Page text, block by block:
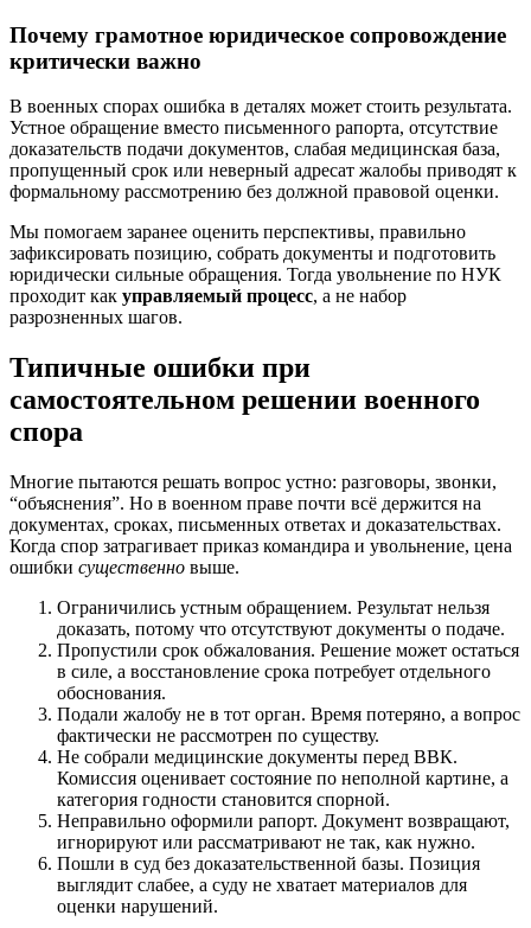
Почему грамотное юридическое сопровождение
критически важно
В военных спорах ошибка в деталях может стоить результата.
Устное обращение вместо письменного рапорта, отсутствие
доказательств подачи документов, слабая медицинская база,
пропущенный срок или неверный адресат жалобы приводят к
формальному рассмотрению без должной правовой оценки.
Мы помогаем заранее оценить перспективы, правильно
зафиксировать позицию, собрать документы и подготовить
юридически сильные обращения. Тогда увольнение по НУК
проходит как управляемый процесс, а не набор
разрозненных шагов.
Типичные ошибки при
самостоятельном решении военного
спора
Многие пытаются решать вопрос устно: разговоры, звонки,
“объяснения”. Но в военном праве почти всё держится на
документах, сроках, письменных ответах и доказательствах.
Когда спор затрагивает приказ командира и увольнение, цена
ошибки существенно выше.
Ограничились устным обращением. Результат нельзя
доказать, потому что отсутствуют документы о подаче.
Пропустили срок обжалования. Решение может остаться
в силе, а восстановление срока потребует отдельного
обоснования.
Подали жалобу не в тот орган. Время потеряно, а вопрос
фактически не рассмотрен по существу.
Не собрали медицинские документы перед ВВК.
Комиссия оценивает состояние по неполной картине, а
категория годности становится спорной.
Неправильно оформили рапорт. Документ возвращают,
игнорируют или рассматривают не так, как нужно.
Пошли в суд без доказательственной базы. Позиция
выглядит слабее, а суду не хватает материалов для
оценки нарушений.